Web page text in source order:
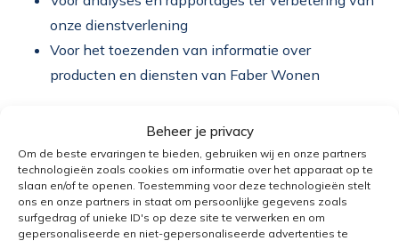
Beheer je privacy
Om de beste ervaringen te bieden, gebruiken wij en onze partners
technologieën zoals cookies om informatie over het apparaat op te
slaan en/of te openen. Toestemming voor deze technologieën stelt
ons en onze partners in staat om persoonlijke gegevens zoals
surfgedrag of unieke ID's op deze site te verwerken en om
gepersonaliseerde en niet-gepersonaliseerde advertenties te
onze dienstverlening
Voor het toezenden van informatie over
producten en diensten van Faber Wonen
makelaar, worden uw gegevens gebruikt om contact
met u te onderhouden, bijvoorbeeld voor het versturen
van de koopovereenkomst. Daarnaast kunnen uw
gegevens gebruikt worden voor: